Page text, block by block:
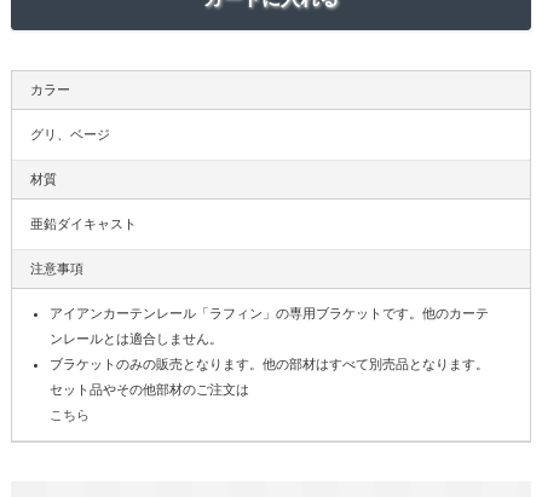
カラー
グリ、ベージ
材質
亜鉛ダイキャスト
注意事項
アイアンカーテンレール「ラフィン」の専用ブラケットです。他のカーテ
ンレールとは適合しません。
ブラケットのみの販売となります。他の部材はすべて別売品となります。
セット品やその他部材のご注文は
こちら